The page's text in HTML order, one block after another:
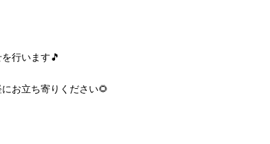
行います🎵
お立ち寄りください🌻